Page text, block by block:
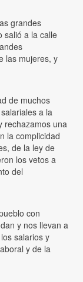
grandes
salió a la calle
las mujeres, y
de muchos
a la
rechazamos una
la complicidad
de la ley de
los vetos a
del
con
y nos llevan a
salarios y
y de la